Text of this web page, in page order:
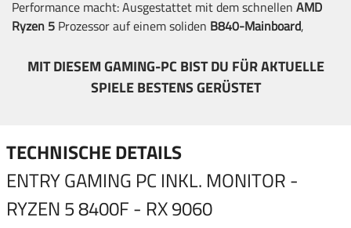
Performance macht: Ausgestattet mit dem schnellen AMD
Ryzen 5 Prozessor auf einem soliden B840-Mainboard,
zukunftssichere Basis auf der AM5-Plattform.
Das Herzstück für Gamer: DieAMD Radeon RX
Access Memoryerlebst du aktuelle Blockbuster und
kompetitive E-Sports-Titel wieFortnite oder Valorant
absolut flüssig und ohne Ruckler.
MIT DIESEM GAMING-PC BIST DU FÜR AKTUELLE
SPIELE BESTENS GERÜSTET
TECHNISCHE DETAILS
ENTRY GAMING PC INKL. MONITOR -
RYZEN 5 8400F - RX 9060